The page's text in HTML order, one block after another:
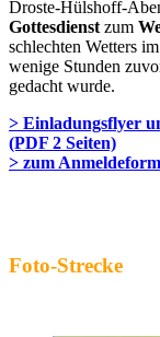
Droste-Hülshoff-
Gottesdienst zum
schlechten Wetters
wenige Stunden
gedacht wurde.
> Einladungsflyer
(PDF 2 Seiten)
> zum
Foto-Strecke